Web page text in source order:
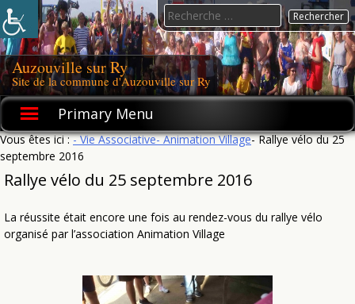
Skip
to
content
Auzouville sur Ry
Site de la commune d'Auzouville sur Ry
Primary Menu
Search
for:
Vous êtes ici :- Vie Associative- Animation Village- Rallye vélo du 25
septembre 2016
Rallye vélo du 25 septembre 2016
La réussite était encore une fois au rendez-vous du rallye vélo
organisé par l’association Animation Village